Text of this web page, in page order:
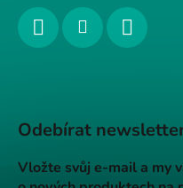
Odebírat
Vložte svůj e-mail a my